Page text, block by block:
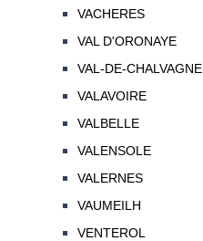
VACHERES
VAL D'ORONAYE
VAL-DE-CHALVAGNE
VALAVOIRE
VALBELLE
VALENSOLE
VALERNES
VAUMEILH
VENTEROL